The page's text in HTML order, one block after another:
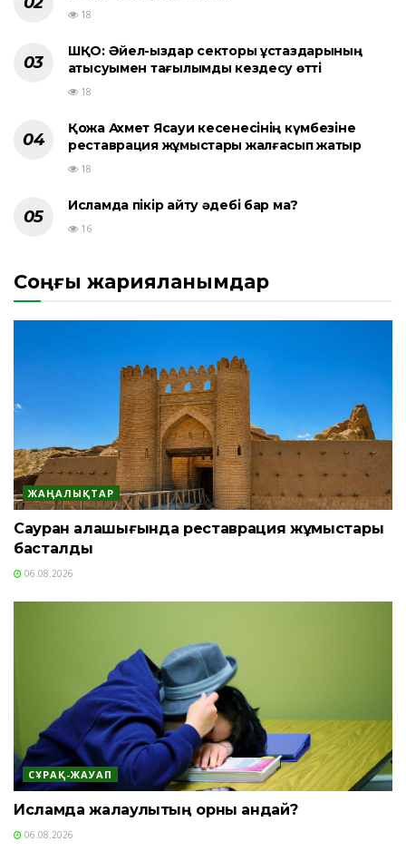
18
ШҚО: Әйел-қыздар секторы ұстаздарының
қатысуымен тағылымды кездесу өтті
18
Қожа Ахмет Ясауи кесенесінің күмбезіне
реставрация жұмыстары жалғасып жатыр
18
Исламда пікір айту әдебі бар ма?
16
Соңғы жарияланымдар
ЖАҢАЛЫҚТАР
Сауран қалашығында реставрация жұмыстары
басталды
06.08.2026
СҰРАҚ-ЖАУАП
Исламда жалқаулықтың орны қандай?
06.08.2026